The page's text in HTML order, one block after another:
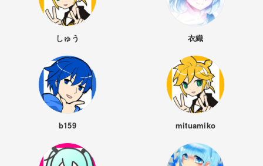
しゅう 衣織
b159 mituamiko